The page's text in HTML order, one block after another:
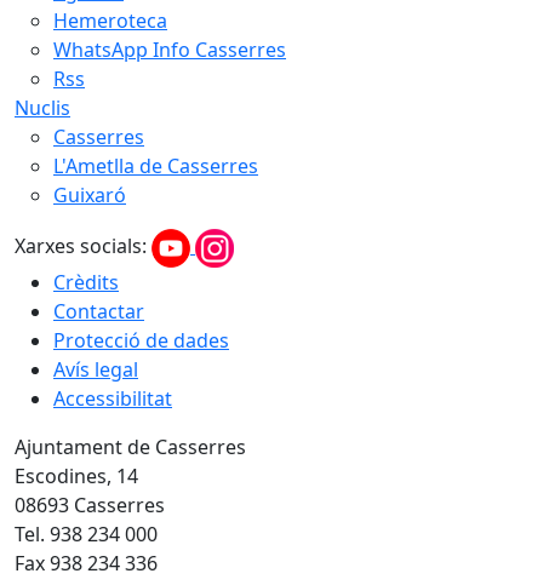
Hemeroteca
WhatsApp Info Casserres
Rss
Nuclis
Casserres
L'Ametlla de Casserres
Guixaró
Xarxes socials:
Crèdits
Contactar
Protecció de dades
Avís legal
Accessibilitat
Ajuntament de Casserres
Escodines, 14
08693 Casserres
Tel. 938 234 000
Fax 938 234 336